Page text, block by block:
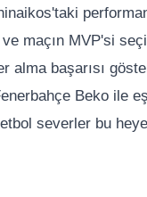
maçın MVP'si
alma başarısı
Beko ile
severler bu